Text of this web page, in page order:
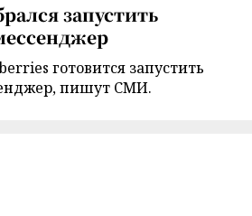
запустить
готовится запустить
пишут СМИ.